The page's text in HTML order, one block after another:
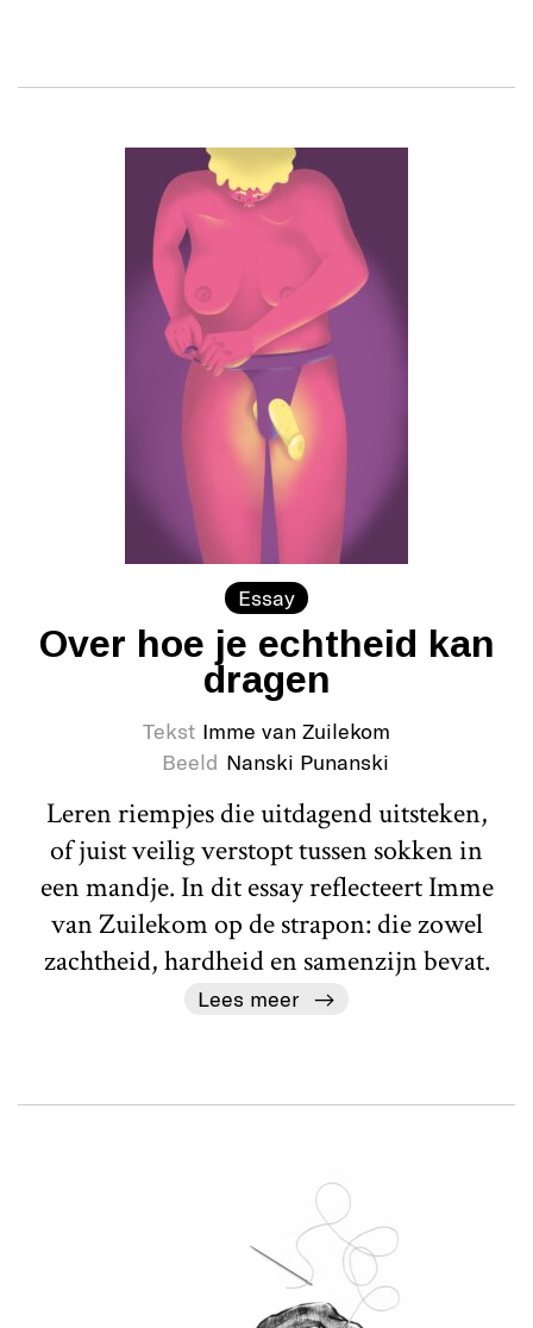
Essay
Over hoe je echtheid kan
dragen
Tekst Imme van Zuilekom
Beeld Nanski Punanski
Leren riempjes die uitdagend uitsteken,
of juist veilig verstopt tussen sokken in
een mandje. In dit essay reflecteert Imme
van Zuilekom op de strapon: die zowel
zachtheid, hardheid en samenzijn bevat.
Lees meer